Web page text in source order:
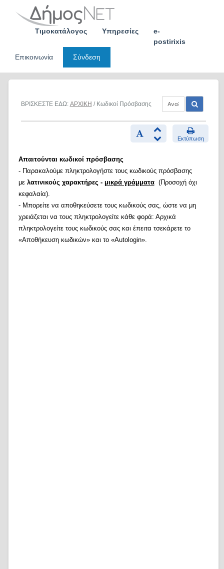
Τιμοκατάλογος Υπηρεσίες
e-
postirixis
Επικοινωνία
Σύνδεση
ΒΡΙΣΚΕΣΤΕ ΕΔΩ: ΑΡΧΙΚΗ / Κωδικοί Πρόσβασης
Εκτύπωση
Απαιτούνται κωδικοί πρόσβασης
- Παρακαλούμε πληκτρολογήστε τους κωδικούς πρόσβασης
με λατινικούς χαρακτήρες - μικρά γράμματα(Προσοχή όχι
κεφαλαία).
- Μπορείτε να αποθηκεύσετε τους κωδικούς σας, ώστε να μη
χρειάζεται να τους πληκτρολογείτε κάθε φορά: Αρχικά
πληκτρολογείτε τους κωδικούς σας και έπειτα τσεκάρετε το
«Αποθήκευση κωδικών» και το «Autologin».